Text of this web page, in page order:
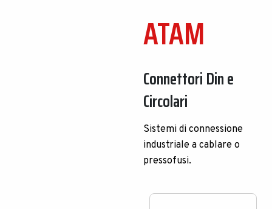
ATAM
Connettori Din e
Circolari
Sistemi di connessione
industriale a cablare o
pressofusi.